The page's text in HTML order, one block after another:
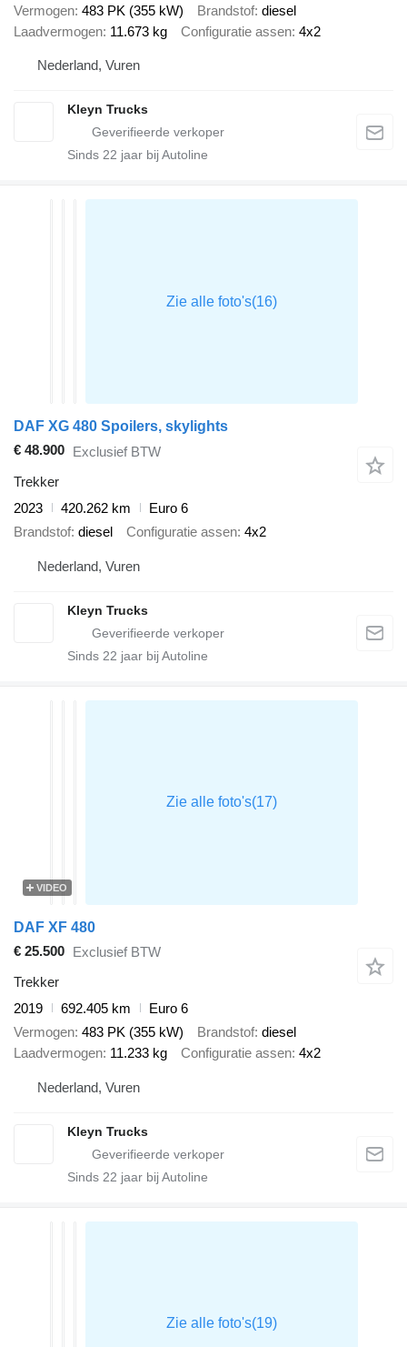
Vermogen 483 PK (355 kW) Brandstof diesel
Laadvermogen 11.673 kg Configuratie assen 4x2
Nederland, Vuren
Kleyn Trucks
Sinds 22 jaar bij Autoline
DAF XG 480 Spoilers, skylights
€ 48.900 Exclusief BTW
Trekker
2023
420.262 km
Euro 6
Brandstof diesel Configuratie assen 4x2
Nederland, Vuren
Kleyn Trucks
Sinds 22 jaar bij Autoline
VIDEO
DAF XF 480
€ 25.500 Exclusief BTW
Trekker
2019
692.405 km
Euro 6
Vermogen 483 PK (355 kW) Brandstof diesel
Laadvermogen 11.233 kg Configuratie assen 4x2
Nederland, Vuren
Kleyn Trucks
Sinds 22 jaar bij Autoline